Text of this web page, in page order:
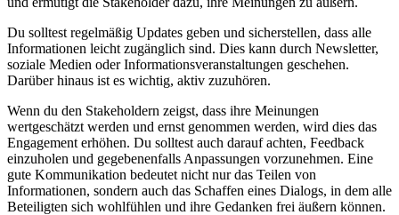
Du solltest regelmäßig Updates geben und sicherstellen, dass alle
Informationen leicht zugänglich sind. Dies kann durch Newsletter,
soziale Medien oder Informationsveranstaltungen geschehen.
Darüber hinaus ist es wichtig, aktiv zuzuhören.
Wenn du den Stakeholdern zeigst, dass ihre Meinungen
wertgeschätzt werden und ernst genommen werden, wird dies das
Engagement erhöhen. Du solltest auch darauf achten, Feedback
einzuholen und gegebenenfalls Anpassungen vorzunehmen. Eine
gute Kommunikation bedeutet nicht nur das Teilen von
Informationen, sondern auch das Schaffen eines Dialogs, in dem alle
Beteiligten sich wohlfühlen und ihre Gedanken frei äußern können.